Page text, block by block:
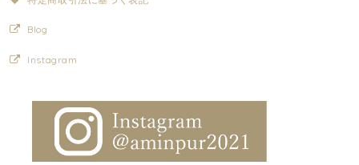
Blog
Instagram